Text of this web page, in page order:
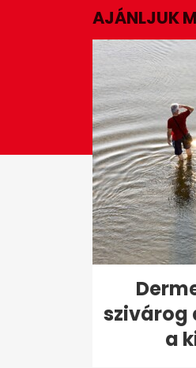
12
secondsVolume
0%
AJÁNLJUK
szivárog
a